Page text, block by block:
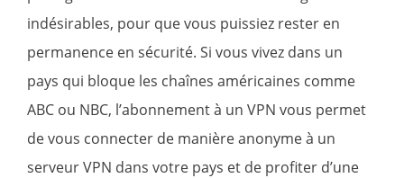
indésirables, pour que vous puissiez rester en
permanence en sécurité. Si vous vivez dans un
pays qui bloque les chaînes américaines comme
ABC ou NBC, l’abonnement à un VPN vous permet
de vous connecter de manière anonyme à un
serveur VPN dans votre pays et de profiter d’une